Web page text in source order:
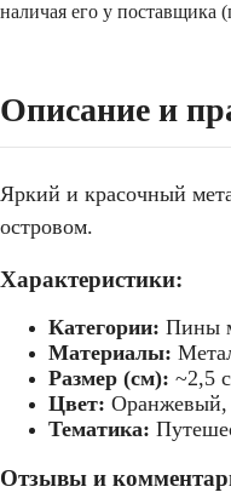
наличая его у поставщика
Описание и
Яркий и красочный
островом.
Характеристики:
Категории: Пины
Материалы:
Размер (см): ~2,5
Цвет: Оранжевый,
Тематика:
Отзывы и